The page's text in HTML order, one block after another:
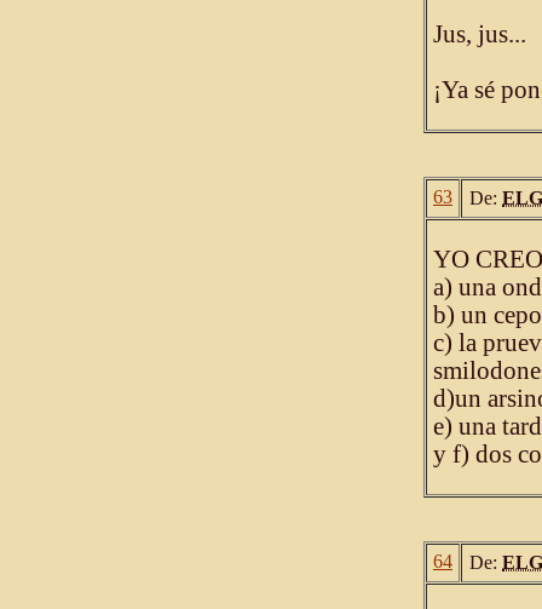
Jus, jus...
¡Ya sé
63 De:
YO
a) una
b) un
c) la
d)un
e) una
y f) dos
64 De: